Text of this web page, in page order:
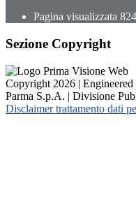
Pagina visualizzata 824
Sezione Copyright
Copyright 2026 |
Parma S.p.A. | Divisione
Disclaimer trattamento dati